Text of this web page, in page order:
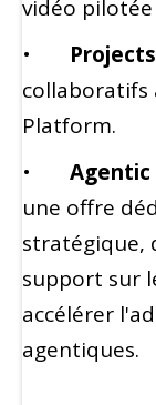
vidéo pilotée
• Projects
collaboratifs
Platform.
• Agentic
une offre
stratégique,
support sur
accélérer
agentiques.